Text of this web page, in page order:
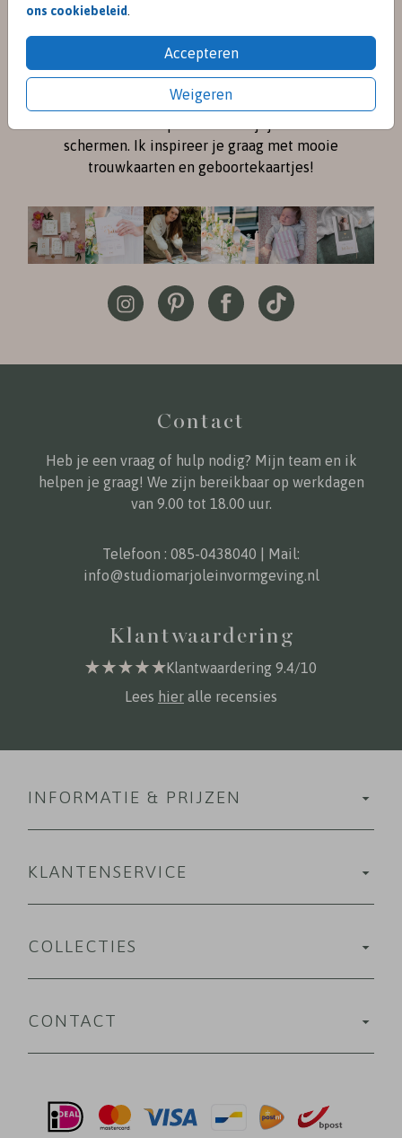
ons cookiebeleid
Accepteren
Weigeren
meet me on
SOCIAL MEDIA
Instagramen
schermen. Ik inspireer je graag met mooie
trouwkaarten en geboortekaartjes!
Contact
Heb je een vraag of hulp nodig? Mijn team en ik
helpen je graag! We zijn bereikbaar op werkdagen
van 9.00 tot 18.00 uur.
Telefoon : 085-0438040 | Mail:
info@studiomarjoleinvormgeving.nl
Klantwaardering
Klantwaardering 9.4/10
Lees hier alle recensies
INFORMATIE & PRIJZEN
KLANTENSERVICE
COLLECTIES
CONTACT